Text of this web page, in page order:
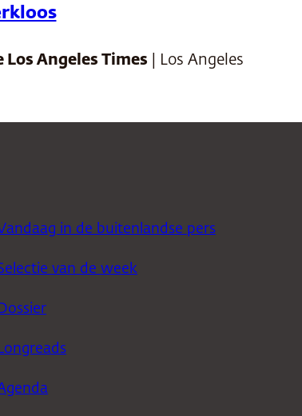
Los Angeles Times | Los Angeles
in de buitenlandse pers
van de week
Dossier
Longreads